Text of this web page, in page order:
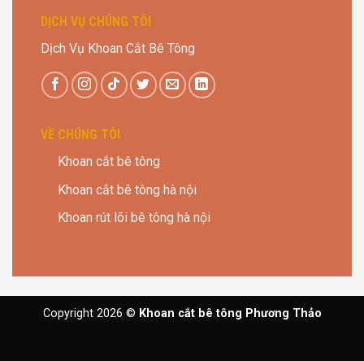
DỊCH VỤ CHÚNG TÔI
Dịch Vụ Khoan Cắt Bê Tông
VỀ CHÚNG TÔI
Khoan cắt bê tông
Khoan cắt bê tông hà nội
Khoan rút lõi bê tông hà nội
Copyright 2026 © Khoan cắt bê tông Phương Thảo